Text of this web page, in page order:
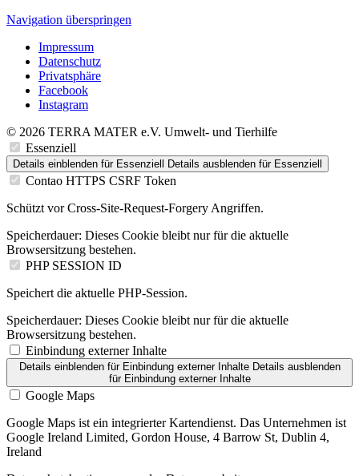
Navigation überspringen
Impressum
Datenschutz
Privatsphäre
Facebook
Instagram
© 2026 TERRA MATER e.V. Umwelt- und Tierhilfe
Essenziell
Details einblenden für Essenziell Details ausblenden für Essenziell
Contao HTTPS CSRF Token
Schützt vor Cross-Site-Request-Forgery Angriffen.
Speicherdauer: Dieses Cookie bleibt nur für die aktuelle
Browsersitzung bestehen.
PHP SESSION ID
Speichert die aktuelle PHP-Session.
Speicherdauer: Dieses Cookie bleibt nur für die aktuelle
Browsersitzung bestehen.
Einbindung externer Inhalte
Details einblendenfür Einbindung externer Inhalte Details ausblenden
für Einbindung externer Inhalte
Google Maps
Google Maps ist ein integrierter Kartendienst. Das Unternehmen ist
Google Ireland Limited, Gordon House, 4 Barrow St, Dublin 4,
Ireland